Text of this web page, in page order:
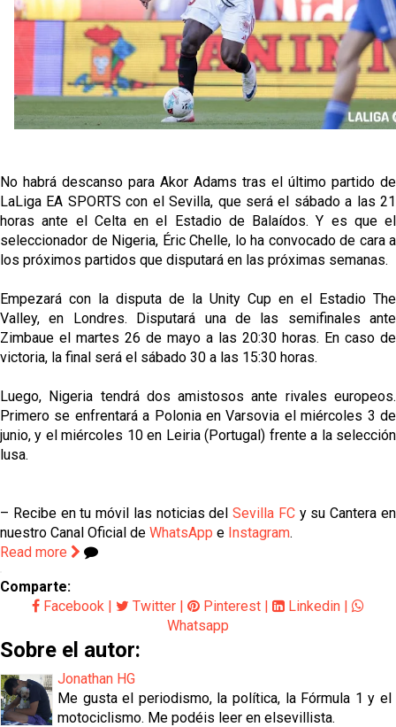
Sow muy cerca de cerrar su traspaso al Genoa
Oso es el siguiente en la lista para salir
El Sevilla FC oficializa la cesión de Rafa Mir al Aris
Juanlu se marcha traspasado al Bournemouth
No habrá descanso para Akor Adams tras el último partido de
LaLiga EA SPORTS con el Sevilla, que será el sábado a las 21
horas ante el Celta en el Estadio de Balaídos. Y es que el
seleccionador de Nigeria, Éric Chelle, lo ha convocado de cara a
los próximos partidos que disputará en las próximas semanas.
Empezará con la disputa de la Unity Cup en el Estadio The
Valley, en Londres. Disputará una de las semifinales ante
Zimbaue el martes 26 de mayo a las 20:30 horas. En caso de
victoria, la final será el sábado 30 a las 15:30 horas.
Luego, Nigeria tendrá dos amistosos ante rivales europeos.
Primero se enfrentará a Polonia en Varsovia el miércoles 3 de
junio, y el miércoles 10 en Leiria (Portugal) frente a la selección
lusa.
– Recibe en tu móvil las noticias delSevilla FCy su Cantera en
nuestro Canal Oficial de WhatsApp e Instagram.
Read more
Comparte:
Facebook | Twitter | Pinterest | Linkedin |
Whatsapp
Sobre el autor:
Jonathan HG
Me gusta el periodismo, la política, la Fórmula 1 y el
motociclismo. Me podéis leer en elsevillista.